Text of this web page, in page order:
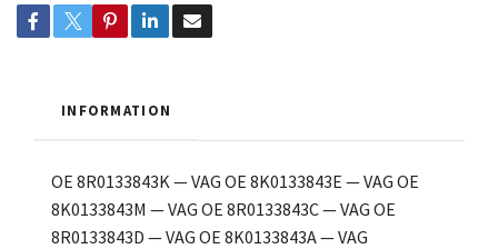
INFORMATION
OE 8R0133843K — VAG OE 8K0133843E — VAG OE
8K0133843M — VAG OE 8R0133843C — VAG OE
8R0133843D — VAG OE 8K0133843A — VAG